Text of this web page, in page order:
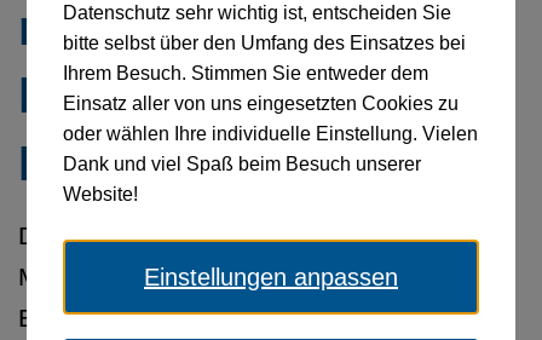
Datenschutz sehr wichtig ist, entscheiden Sie
bitte selbst über den Umfang des Einsatzes bei
Ihrem Besuch. Stimmen Sie entweder dem
Einsatz aller von uns eingesetzten Cookies zu
oder wählen Ihre individuelle Einstellung. Vielen
Dank und viel Spaß beim Besuch unserer
Website!
Einstellungen anpassen
nicht verhandelbar –
keine Kürzungen auf
Kosten der Inklusion!
Die Kritik von Bundeskanzler Friedrich
Merz an den steigenden Ausgaben für die
Eingliederungshilfe trifft bei